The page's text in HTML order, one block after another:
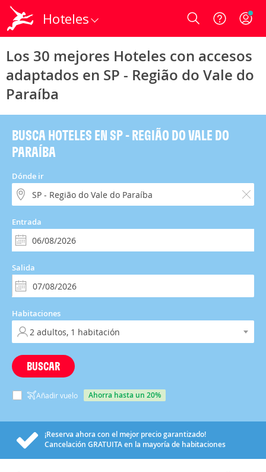
Hoteles Login
Los 30 mejores Hoteles con accesos
adaptados en SP - Região do Vale do
Paraíba
BUSCA HOTELES EN SP - REGIÃO DO VALE DO
PARAÍBA
Dónde ir
Entrada
Salida
Habitaciones
BUSCAR
Añadir vuelo ahorra hasta un 20%
¡Reserva ahora con el mejor precio garantizado!
Cancelación GRATUITAen la mayoría de habitaciones